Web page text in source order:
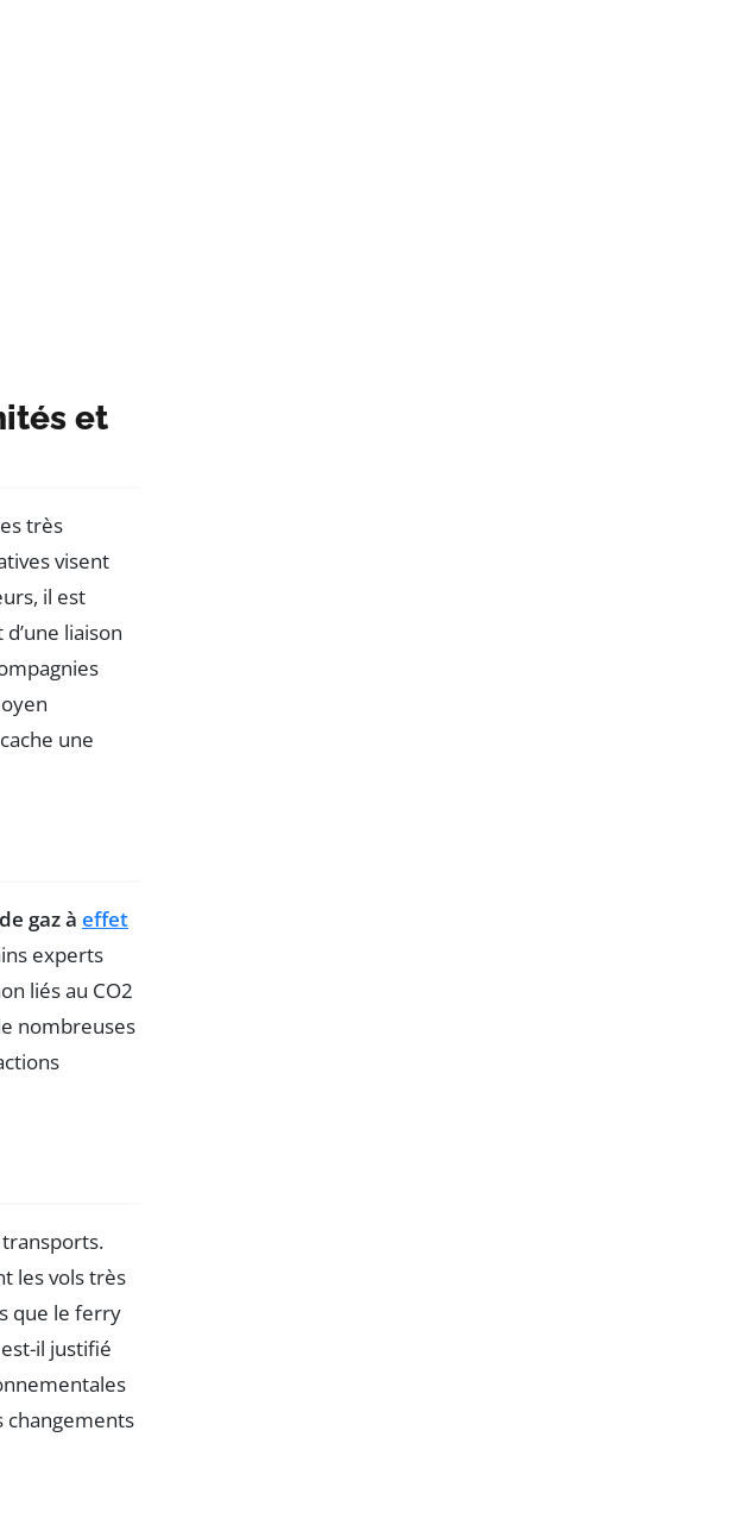
et
très
visent
il est
liaison
une
gaz à effet
experts
liés au CO2
nombreuses
les vols très
que le ferry
il justifié
changements